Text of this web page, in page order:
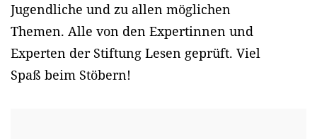
Jugendliche und zu allen möglichen
Themen. Alle von den Expertinnen und
Experten der Stiftung Lesen geprüft. Viel
Spaß beim Stöbern!